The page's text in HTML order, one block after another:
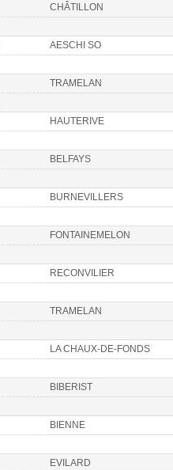
CHÂTILLON
AESCHI SO
TRAMELAN
HAUTERIVE
BELFAYS
BURNEVILLERS
FONTAINEMELON
RECONVILIER
TRAMELAN
LA CHAUX-DE-FONDS
BIBERIST
BIENNE
EVILARD